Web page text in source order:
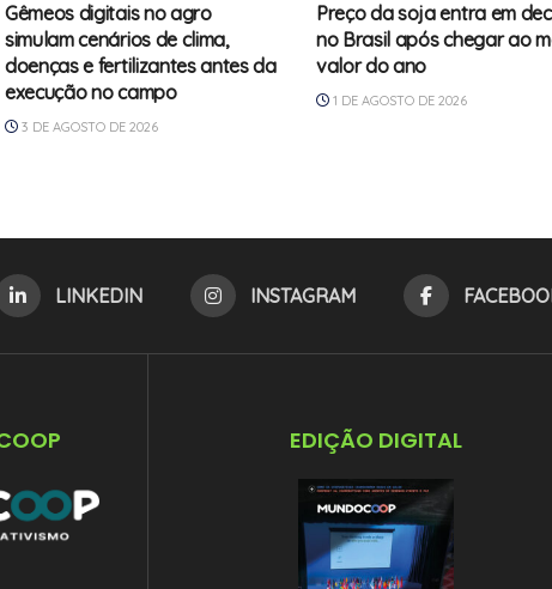
Gêmeos digitais no agro
simulam cenários de clima,
doenças e fertilizantes antes da
execução no campo
3 DE AGOSTO DE 2026
Preço da soja entra em
no Brasil após chegar ao
valor do ano
1 DE AGOSTO DE 2026
LINKEDIN INSTAGRAM
EDIÇÃO DIGITAL